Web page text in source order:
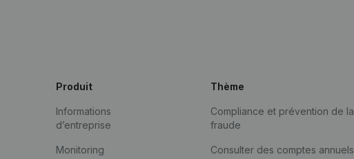
Produit
Informations
d’entreprise
Monitoring
Thème
Compliance et prévention de la
fraude
Consulter des comptes annuels